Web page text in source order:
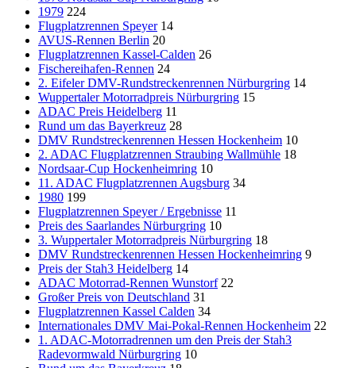
1979 224
Flugplatzrennen Speyer 14
AVUS-Rennen Berlin 20
Flugplatzrennen Kassel-Calden 26
Fischereihafen-Rennen 24
2. Eifeler DMV-Rundstreckenrennen Nürburgring 14
Wuppertaler Motorradpreis Nürburgring 15
ADAC Preis Heidelberg 11
Rund um das Bayerkreuz 28
DMV Rundstreckenrennen Hessen Hockenheim 10
2. ADAC Flugplatzrennen Straubing Wallmühle 18
Nordsaar-Cup Hockenheimring 10
11. ADAC Flugplatzrennen Augsburg 34
1980 199
Flugplatzrennen Speyer / Ergebnisse 11
Preis des Saarlandes Nürburgring 10
3. Wuppertaler Motorradpreis Nürburgring 18
DMV Rundstreckenrennen Hessen Hockenheimring 9
Preis der Stah3 Heidelberg 14
ADAC Motorrad-Rennen Wunstorf 22
Großer Preis von Deutschland 31
Flugplatzrennen Kassel Calden 34
Internationales DMV Mai-Pokal-Rennen Hockenheim 22
1. ADAC-Motorradrennen um den Preis der Stah3
Radevormwald Nürburgring 10